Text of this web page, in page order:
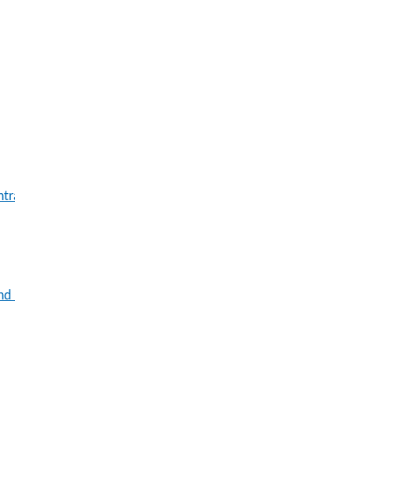
Sozialarbeiter, Sozialpädagoge mit ausländischer